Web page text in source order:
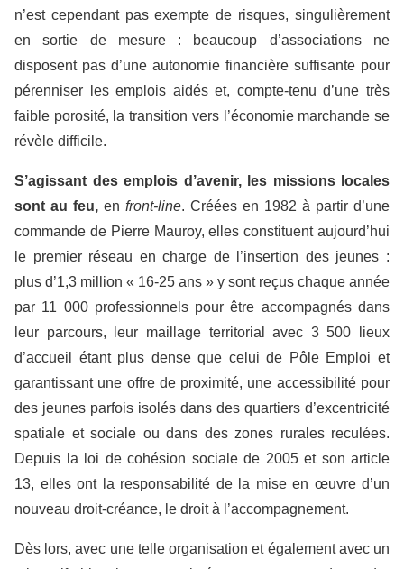
n’est cependant pas exempte de risques, singulièrement
en sortie de mesure : beaucoup d’associations ne
disposent pas d’une autonomie financière suffisante pour
pérenniser les emplois aidés et, compte-tenu d’une très
faible porosité, la transition vers l’économie marchande se
révèle difficile.
S’agissant des emplois d’avenir, les missions locales
sont au feu, en front-line. Créées en 1982 à partir d’une
commande de Pierre Mauroy, elles constituent aujourd’hui
le premier réseau en charge de l’insertion des jeunes :
plus d’1,3 million « 16-25 ans » y sont reçus chaque année
par 11 000 professionnels pour être accompagnés dans
leur parcours, leur maillage territorial avec 3 500 lieux
d’accueil étant plus dense que celui de Pôle Emploi et
garantissant une offre de proximité, une accessibilité pour
des jeunes parfois isolés dans des quartiers d’excentricité
spatiale et sociale ou dans des zones rurales reculées.
Depuis la loi de cohésion sociale de 2005 et son article
13, elles ont la responsabilité de la mise en œuvre d’un
nouveau droit-créance, le droit à l’accompagnement.
Dès lors, avec une telle organisation et également avec un